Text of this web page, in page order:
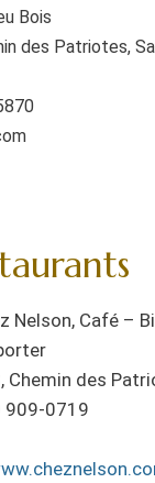
Bois
des Patriotes,
Nelson, Café –
Chemin des
909-0719